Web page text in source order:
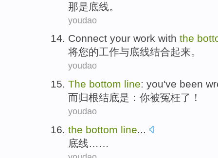
那是底线 。
youdao
Connect your work with the
将您的工作与底线结合起来。
youdao
The bottom line: you've been
而归根结底是： 你被冤枉了！
youdao
the bottom line...
底线……